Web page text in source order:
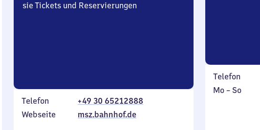
sie Tickets und Reservierungen
Telefon
+49 30 65212888
Webseite
msz.bahnhof.de
Telefon
Montag
Mo – So,